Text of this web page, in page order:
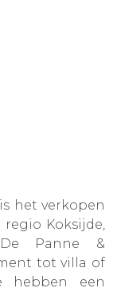
het verkopen
Koksijde,
De Panne &
tot villa of
hebben een